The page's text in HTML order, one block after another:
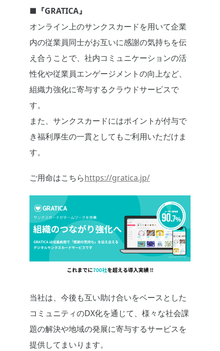
■ 『GRATICA』
オンライン上のサンクスカードを用いて企業
内の従業員同士がお互いに感謝の気持ちを伝
え合うことで、社内コミュニケーションの活
性化や従業員エンゲージメントの向上など、
組織力強化に寄与するクラウドサービスで
す。
また、サンクスカードにはポイントが付与で
き福利厚生の一貫としてもご利用いただけま
す。
ご用命はこちらhttps://gratica.jp/
当社は、今後も互い助け合いをベースとした
コミュニティのDX化を通じて、様々な社会課
題の解決や地域の発展に寄与するサービスを
提供してまいります。